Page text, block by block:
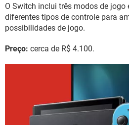
O Switch inclui três modos de jogo
diferentes tipos de controle para
possibilidades de jogo.
Preço: cerca de R$ 4.100.